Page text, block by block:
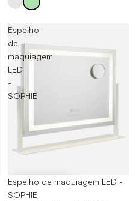
Espelho
de
maquiagem
LED
-
SOPHIE
-65%
Espelho de maquiagem LED -
SOPHIE